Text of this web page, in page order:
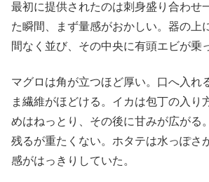
最初に提供されたのは刺身盛り合わせ
た瞬間、まず量感がおかしい。器の上
間なく並び、その中央に有頭エビが乗
マグロは角が立つほど厚い。口へ入れ
ま繊維がほどける。イカは包丁の入り
めはねっとり、その後に甘みが広がる
残るが重たくない。ホタテは水っぽさ
感がはっきりしていた。